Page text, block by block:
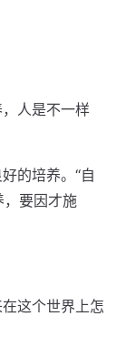
人是不一样
的培养。“自
，要因才施
这个世界上怎